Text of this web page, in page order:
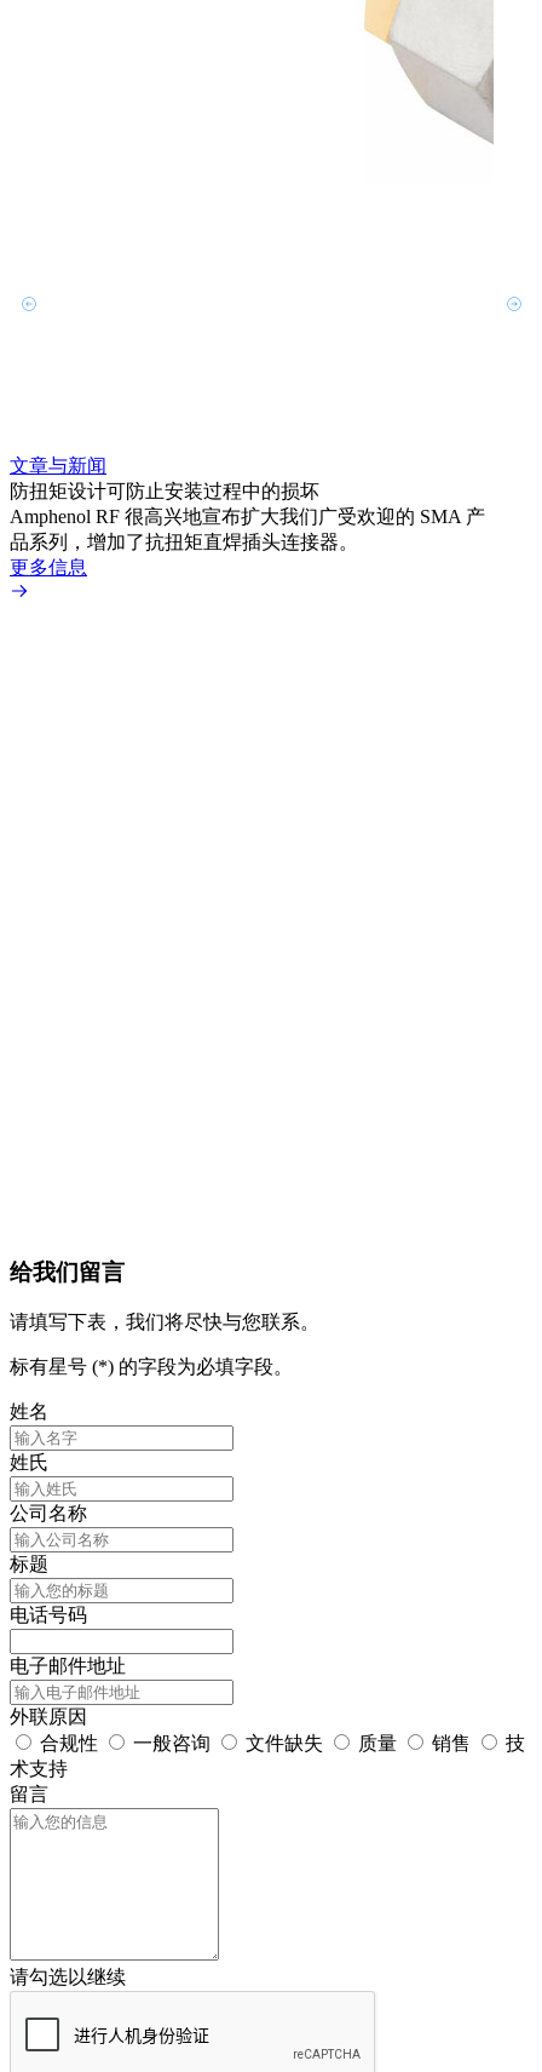
文章与新闻
防扭矩设计可防止安装过程中的损坏
Amphenol RF 很高兴地宣布扩大我们广受欢迎的 SMA 产
品系列，增加了抗扭矩直焊插头连接器。
更多信息
给我们留言
请填写下表，我们将尽快与您联系。
标有星号 (*) 的字段为必填字段。
姓名
姓氏
公司名称
标题
电话号码
电子邮件地址
外联原因
合规性
一般咨询 文件缺失 质量 销售
技
术支持
留言
请勾选以继续